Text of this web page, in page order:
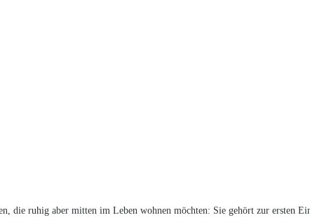
die ruhig aber mitten im Leben wohnen möchten: Sie gehört zur ersten